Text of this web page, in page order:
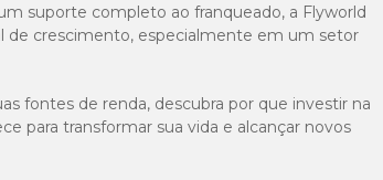
suporte completo ao franqueado, a Flyworld
de crescimento, especialmente em um setor
fontes de renda, descubra por que investir na
para transformar sua vida e alcançar novos